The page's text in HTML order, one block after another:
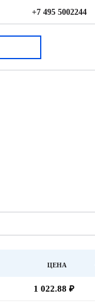
+7 495 5002244
ЦЕНА
1 022.88 ₽